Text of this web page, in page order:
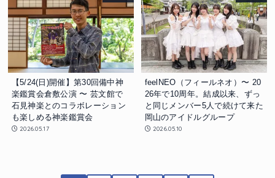
【5/24(日)開催】第30回備中神
楽鑑賞会倉敷公演 〜 芸文館で
石見神楽とのコラボレーション
も楽しめる神楽鑑賞会
2026.05.17
feelNEO（フィールネオ）〜 20
26年で10周年。結成以来、ずっ
と同じメンバー5人で続けて来た
岡山のアイドルグループ
2026.05.10